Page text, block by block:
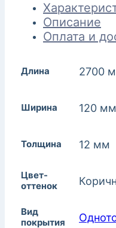
Описание
Оплата и
Длина 2700
Ширина 120
Толщина 12 мм
Цвет-
оттенок
Вид
покрытия